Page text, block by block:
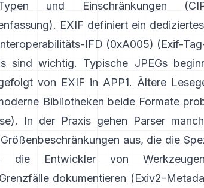
und Einschränkungen (
). EXIF definiert ein
IFD (0xA005) (Exif-
sind wichtig. Typische JPEGs
von EXIF in APP1. Ältere
Bibliotheken beide Formate
). In der Praxis gehen Parser
aus, die die
die Entwickler von
dokumentieren (Exiv2-